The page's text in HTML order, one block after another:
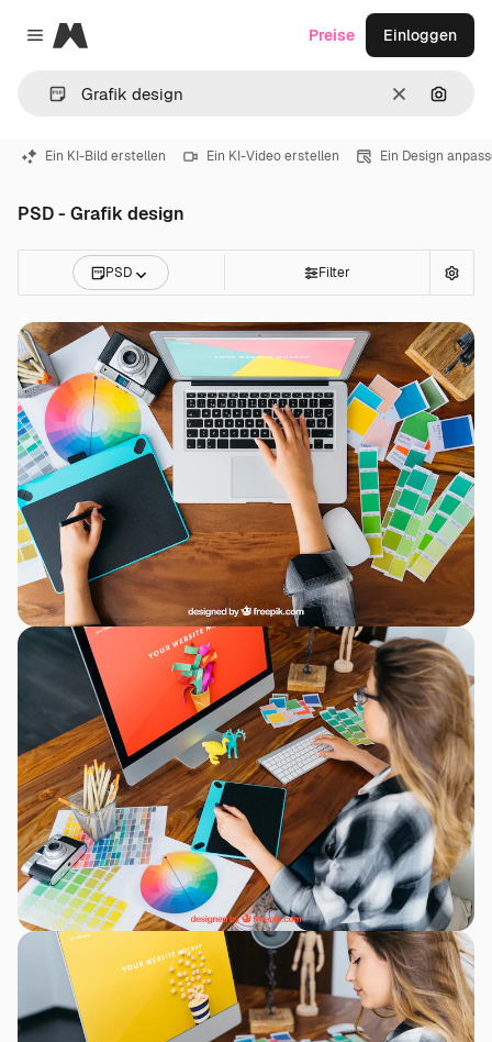
Close menu
Magnific
LöschenNach
Preise Einloggen
Ein KI-Bild erstellen Ein KI-Video erstellen Ein Design
PSD - Grafik design
PSD Filter